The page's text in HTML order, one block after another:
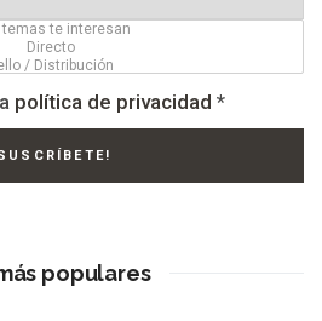
política de privacidad *
populares